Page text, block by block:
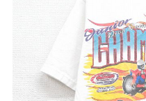
アディダス
リーバイス